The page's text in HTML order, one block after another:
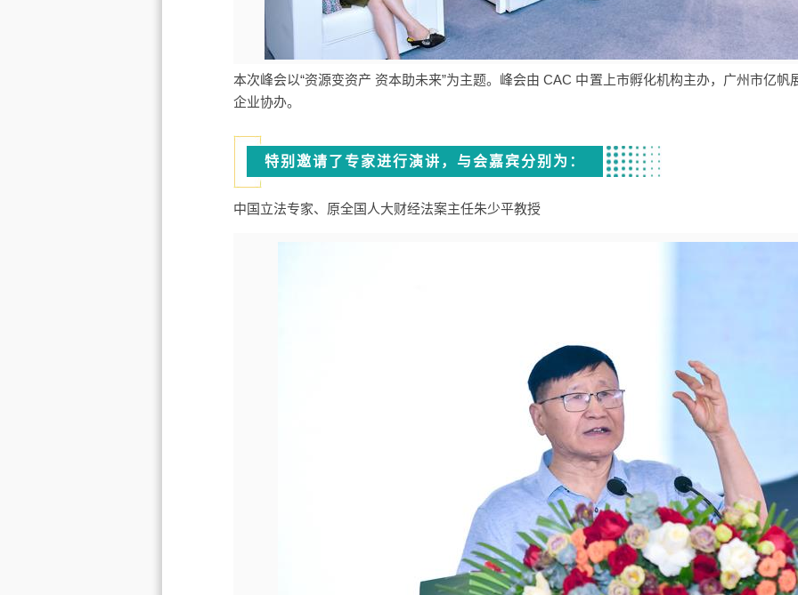
本次峰会以“资源变资产 资本助未来”为主题。峰会由 CAC 中置上市孵化机构主办，广州市亿帆
企业协办。
特别邀请了专家进行演讲，与会嘉宾分别为：
中国立法专家、原全国人大财经法案主任朱少平教授